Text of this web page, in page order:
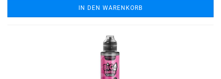
IN DEN WARENKORB